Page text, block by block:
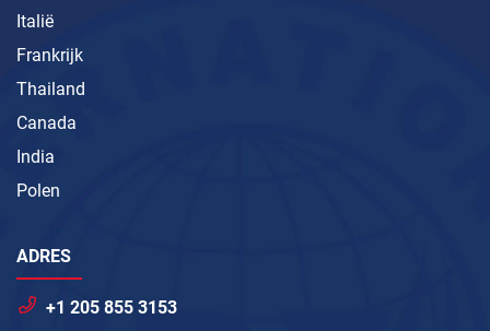
Italië
Frankrijk
Thailand
Canada
India
Polen
ADRES
+1 205 855 3153